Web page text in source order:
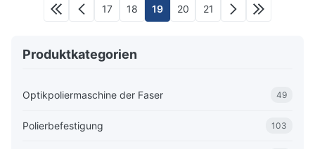
17 18 19 20 21
Produktkategorien
Optikpoliermaschine der Faser 49
Polierbefestigung 103